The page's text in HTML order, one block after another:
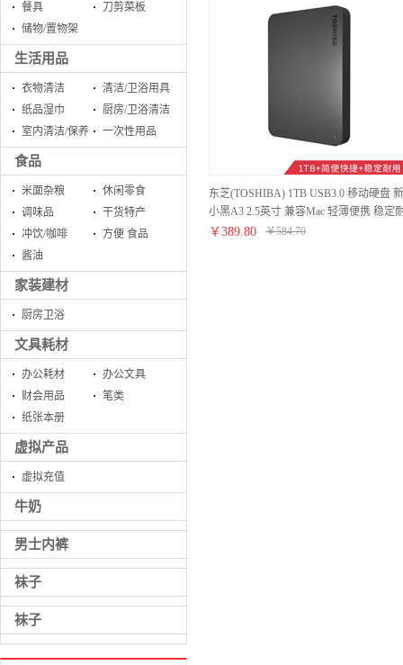
餐具
刀剪菜板
储物/置物架
生活用品
衣物清洁
清洁/卫浴用具
纸品湿巾
厨房/卫浴清洁
室内清洁/保养
一次性用品
食品
米面杂粮
休闲零食
调味品
干货特产
冲饮/咖啡
方便 食品
酱油
家装建材
厨房卫浴
文具耗材
办公耗材
办公文具
财会用品
笔类
纸张本册
虚拟产品
虚拟充值
牛奶
男士内裤
袜子
袜子
东芝(TOSHIBA) 1TB USB3.0 移动硬盘 新
小黑A3 2.5英寸 兼容Mac 轻薄便携 稳定
用 高速传输 爆款 商务黑
￥ 389.80 ￥584.70